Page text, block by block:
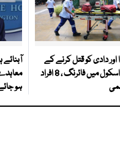
اور دادی کو قتل کرنے کے
بعد ملزم کی اسکول میں فائرنگ ، 8 افراد
ہو